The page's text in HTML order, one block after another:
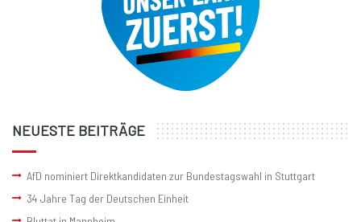
NEUESTE BEITRÄGE
AfD nominiert Direktkandidaten zur Bundestagswahl in Stuttgart
34 Jahre Tag der Deutschen Einheit